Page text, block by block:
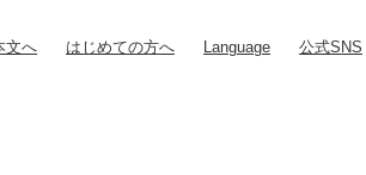
文へ はじめての方へ Language 公式SNS